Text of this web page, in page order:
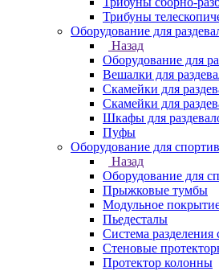
Трибуны
Оборудование для
Назад
Оборудование для
Вешалки для
Скамейки для
Скамейки для
Шкафы для
Пуфы
Оборудование для
Назад
Оборудование для
Прыжковые тумбы
Модульное
Пьедесталы
Система разделения
Стеновые
Протектор колонны